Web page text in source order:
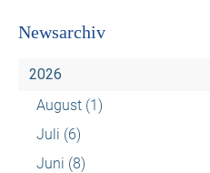
Newsarchiv
2026
August (1)
Juli (6)
Juni (8)